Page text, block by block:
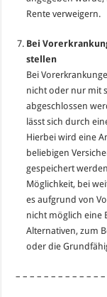
Rente verweigern.
Bei
stellen
Bei
nicht oder nur mit
abgeschlossen
lässt sich durch
Hierbei wird eine
beliebigen
gespeichert
Möglichkeit, bei
es aufgrund von
nicht möglich eine
Alternativen, zum
oder die
– – – – – – – – – – – –